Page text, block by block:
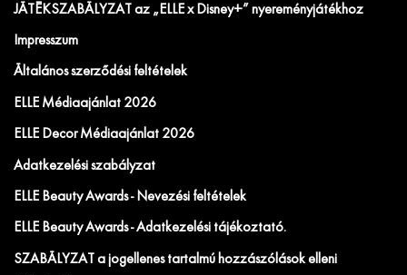
JÁTÉKSZABÁLYZAT az „ELLE x Disney+” nyereményjátékhoz
Impresszum
Általános szerződési feltételek
ELLE Médiaajánlat 2026
ELLE Decor Médiaajánlat 2026
Adatkezelési szabályzat
ELLE Beauty Awards - Nevezési feltételek
ELLE Beauty Awards - Adatkezelési tájékoztató.
SZABÁLYZAT a jogellenes tartalmú hozzászólások elleni